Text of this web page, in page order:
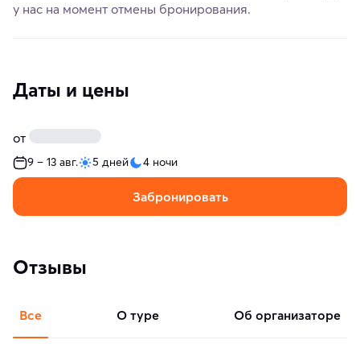
у нас на момент отмены бронирования.
Даты и цены
от
9 – 13 авг. 5 дней 4 ночи
Забронировать
Отзывы
Все о туре об организаторе